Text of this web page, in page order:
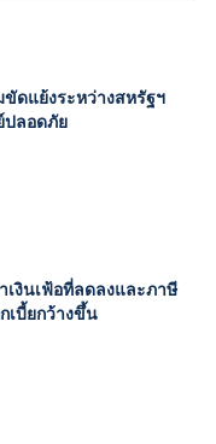
ดแย้งระหว่างสหรัฐฯ
ปลอดภัย
เงินเฟ้อที่ลดลงและภาษี
เบี้ยกว้างขึ้น